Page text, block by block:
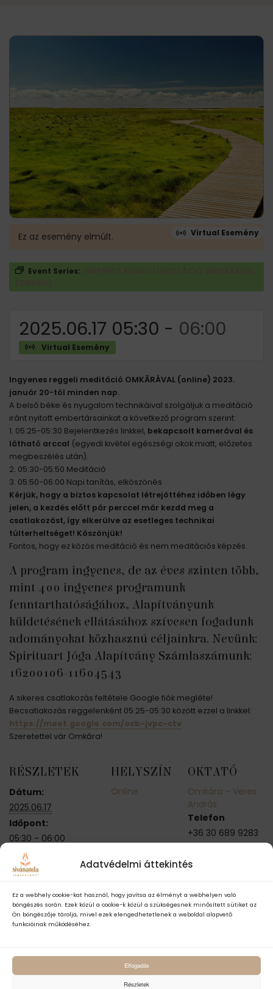
Adatvédelmi áttekintés
Ez a webhely cookie-kat használ, hogy javítsa az élményt a webhelyen való
böngészés során. Ezek közül a cookie-k közül a szükségesnek minősített sütiket az
Ön böngészője tárolja, mivel ezek elengedhetetlenek a weboldal alapvető
funkcióinak működéséhez.
Elfogadás
Részletek
RÉSZLETEK
Dátum:
2025.06.17
Időpont:
05:30 - 06:00
Series:
INGYENES REGGELI
(ONLINE)
Esemény kategóriák:
Esemény címkék:
brahmamuhurta,
HELYSZÍN
Online
OKTATÓ
Omkára – Veres
András
Telefon
+36 30 689 9283
Virtual Esemény
Ez az esemény elmúlt.
Event Series:
2025.06.17 05:30 - 06:00
Virtual Esemény
Ingyenes reggeli meditáció OMKĀRÁVAL (online) 2023.
január 20-tól minden nap.
A belső béke és nyugalom technikáival szolgáljuk a meditáció
iránt nyitott embertársainkat a következő program szerint:
1. 05:25-05:30 Bejelentkezés linkkel, bekapcsolt kamerával és
látható arccal (egyedi kivétel egészségi okok miatt, előzetes
megbeszélés után).
2. 05:30-05:50 Meditáció
3. 05:50-06:00 Napi tanítás, elköszönés
Kérjük, hogy a biztos kapcsolat létrejöttéhez időben légy
jelen, a kezdés előtt pár perccel már kezdd meg a
csatlakozást, így elkerülve az esetleges technikai
túlterheltséget! Köszönjük!
Fontos, hogy ez közös meditáció és nem meditációs képzés.
A program ingyenes, de az éves szinten több,
mint 400 ingyenes programunk
fenntarthatóságához, Alapítványunk
küldetésének ellátásához szívesen fogadunk
adományokat közhasznú céljainkra. Nevünk:
Spirituart Jóga Alapítvány Számlaszámunk:
16200106-11604543
A sikeres csatlakozás feltétele Google fiók megléte!
Becsatlakozás reggelenként 05:25-05:30 között ezzel a linkkel:
https://meet.google.com/ocb-jvpc-ctv
Szeretettel vár Omkāra!